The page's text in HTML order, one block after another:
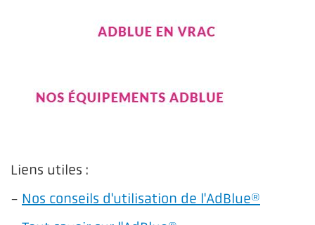
Liens utiles :
- Nos conseils d'utilisation de l'AdBlue®